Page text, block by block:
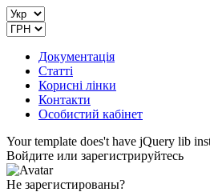
Документація
Статті
Корисні лінки
Контакти
Особистий кабінет
Your template does't have jQuery lib
Войдите или зарегистрируйтесь
Не зарегистированы?